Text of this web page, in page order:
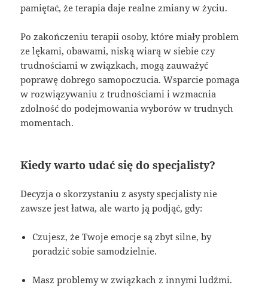
pamiętać, że terapia daje realne zmiany w życiu.
Po zakończeniu terapii osoby, które miały problem
ze lękami, obawami, niską wiarą w siebie czy
trudnościami w związkach, mogą zauważyć
poprawę dobrego samopoczucia. Wsparcie pomaga
w rozwiązywaniu z trudnościami i wzmacnia
zdolność do podejmowania wyborów w trudnych
momentach.
Kiedy warto udać się do specjalisty?
Decyzja o skorzystaniu z asysty specjalisty nie
zawsze jest łatwa, ale warto ją podjąć, gdy:
Czujesz, że Twoje emocje są zbyt silne, by
poradzić sobie samodzielnie.
Masz problemy w związkach z innymi ludźmi.